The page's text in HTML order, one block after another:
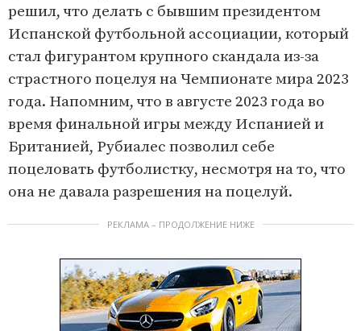
решил, что делать с бывшим президентом
Испанской футбольной ассоциации, который
стал фигурантом крупного скандала из-за
страстного поцелуя на Чемпионате мира 2023
года. Напомним, что в августе 2023 года во
время финальной игры между Испанией и
Британией, Рубиалес позволил себе
поцеловать футболистку, несмотря на то, что
она не давала разрешения на поцелуй.
РЕКЛАМА – ПРОДОЛЖЕНИЕ НИЖЕ